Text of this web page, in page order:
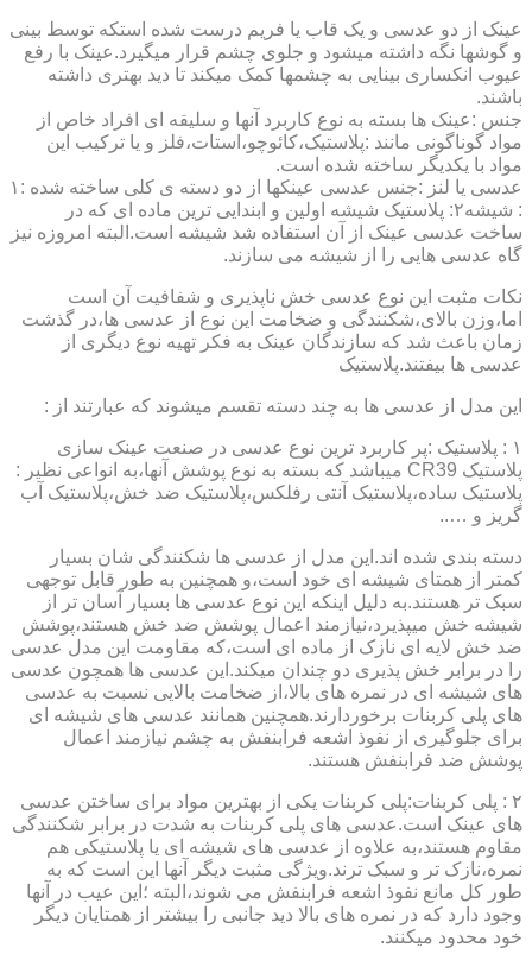
عینک از دو عدسی و یک قاب یا فریم درست شده استکه توسط بینی
و گوشها نگه داشته میشود و جلوی چشم قرار میگیرد.عینک با رفع
عیوب انکساری بینایی به چشمها کمک میکند تا دید بهتری داشته
باشند.
جنس :عینک ها بسته به نوع کاربرد آنها و سلیقه ای افراد خاص از
مواد گوناگونی مانند :پلاستیک،کائوچو،استات،فلز و یا ترکیب این
مواد با یکدیگر ساخته شده است.
عدسی یا لنز :جنس عدسی عینکها از دو دسته ی کلی ساخته شده :۱
: شیشه۲: پلاستیک شیشه اولین و ابندایی ترین ماده ای که در
ساخت عدسی عینک از آن استفاده شد شیشه است.البته امروزه نیز
گاه عدسی هایی را از شیشه می سازند.
نکات مثبت این نوع عدسی خش ناپذیری و شفافیت آن است
اما،وزن بالای،شکنندگی و ضخامت این نوع از عدسی ها،در گذشت
زمان باعث شد که سازندگان عینک به فکر تهیه نوع دیگری از
عدسی ها بیفتند.پلاستیک
این مدل از عدسی ها به چند دسته تقسم میشوند که عبارتند از :
۱ : پلاستیک :پر کاربرد ترین نوع عدسی در صنعت عینک سازی
پلاستیک CR39 میباشد که بسته به نوع پوشش آنها،به انواعی نظیر :
پلاستیک ساده،پلاستیک آنتی رفلکس،پلاستیک ضد خش،پلاستیک آب
گریز و …..
دسته بندی شده اند.این مدل از عدسی ها شکنندگی شان بسیار
کمتر از همتای شیشه ای خود است،و همچنین به طور قابل توجهی
سبک تر هستند.به دلیل اینکه این نوع عدسی ها بسیار آسان تر از
شیشه خش میپذیرد،نیازمند اعمال پوشش ضد خش هستند،پوشش
ضد خش لایه ای نازک از ماده ای است،که مقاومت این مدل عدسی
را در برابر خش پذیری دو چندان میکند.این عدسی ها همچون عدسی
های شیشه ای در نمره های بالا،از ضخامت بالایی نسبت به عدسی
های پلی کربنات برخوردارند.همچنین همانند عدسی های شیشه ای
برای جلوگیری از نفوذ اشعه فرابنفش به چشم نیازمند اعمال
پوشش ضد فرابنفش هستند.
۲ : پلی کربنات:پلی کربنات یکی از بهترین مواد برای ساختن عدسی
های عینک است.عدسی های پلی کربنات به شدت در برابر شکنندگی
مقاوم هستند،به علاوه از عدسی های شیشه ای یا پلاستیکی هم
نمره،نازک تر و سبک ترند.ویژگی مثبت دیگر آنها این است که به
طور کل مانع نفوذ اشعه فرابنفش می شوند،البته ؛این عیب در آنها
وجود دارد که در نمره های بالا دید جانبی را بیشتر از همتایان دیگر
خود محدود میکنند.